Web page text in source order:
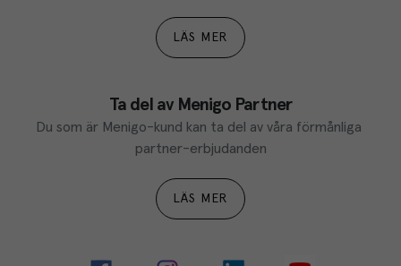
LÄS MER
Ta del av Menigo Partner
Du som är Menigo-kund kan ta del av våra förmånliga
partner-erbjudanden
LÄS MER